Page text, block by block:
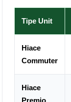
Tipe Unit
Hiace
Commuter
Hiace
Premio